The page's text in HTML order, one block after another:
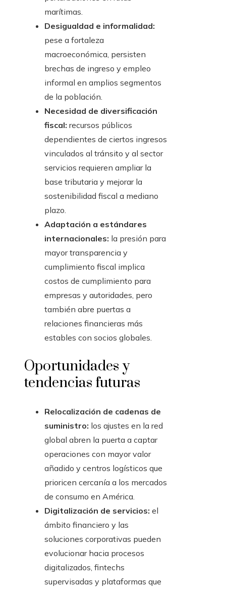
marítimas.
Desigualdad e informalidad:
pese a fortaleza
macroeconómica, persisten
brechas de ingreso y empleo
informal en amplios segmentos
de la población.
Necesidad de diversificación
fiscal: recursos públicos
dependientes de ciertos ingresos
vinculados al tránsito y al sector
servicios requieren ampliar la
base tributaria y mejorar la
sostenibilidad fiscal a mediano
plazo.
Adaptación a estándares
internacionales: la presión para
mayor transparencia y
cumplimiento fiscal implica
costos de cumplimiento para
empresas y autoridades, pero
también abre puertas a
relaciones financieras más
estables con socios globales.
Oportunidades y
tendencias futuras
Relocalización de cadenas de
suministro: los ajustes en la red
global abren la puerta a captar
operaciones con mayor valor
añadido y centros logísticos que
prioricen cercanía a los mercados
de consumo en América.
Digitalización de servicios: el
ámbito financiero y las
soluciones corporativas pueden
evolucionar hacia procesos
digitalizados, fintechs
supervisadas y plataformas que